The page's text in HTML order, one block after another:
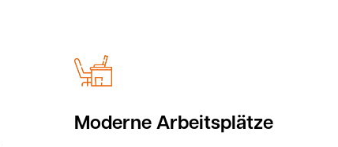
Moderne Arbeitsplätze